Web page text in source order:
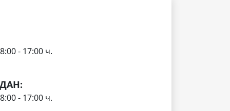
- 17:00 ч.
- 17:00 ч.